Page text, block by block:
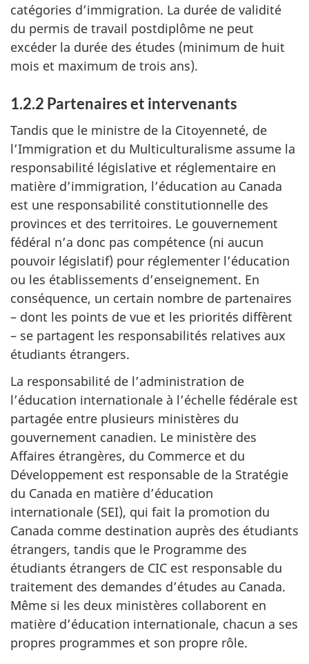
catégories d’immigration. La durée de validité
du permis de travail postdiplôme ne peut
excéder la durée des études (minimum de huit
mois et maximum de trois ans).
1.2.2 Partenaires et intervenants
Tandis que le ministre de la Citoyenneté, de
l’Immigration et du Multiculturalisme assume la
responsabilité législative et réglementaire en
matière d’immigration, l’éducation au Canada
est une responsabilité constitutionnelle des
provinces et des territoires. Le gouvernement
fédéral n’a donc pas compétence (ni aucun
pouvoir législatif) pour réglementer l’éducation
ou les établissements d’enseignement. En
conséquence, un certain nombre de partenaires
– dont les points de vue et les priorités diffèrent
– se partagent les responsabilités relatives aux
étudiants étrangers.
La responsabilité de l’administration de
l’éducation internationale à l’échelle fédérale est
partagée entre plusieurs ministères du
gouvernement canadien. Le ministère des
Affaires étrangères, du Commerce et du
Développement est responsable de la Stratégie
du Canada en matière d’éducation
internationale (SEI), qui fait la promotion du
Canada comme destination auprès des étudiants
étrangers, tandis que le Programme des
étudiants étrangers de CIC est responsable du
traitement des demandes d’études au Canada.
Même si les deux ministères collaborent en
matière d’éducation internationale, chacun a ses
propres programmes et son propre rôle.